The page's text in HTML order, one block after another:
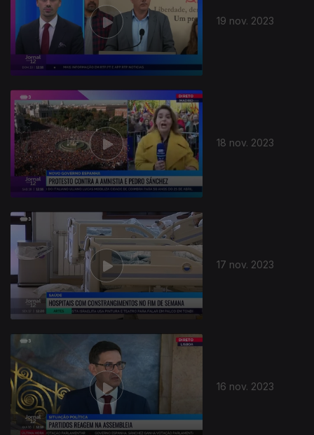
19 nov. 2023
18 nov. 2023
17 nov. 2023
16 nov. 2023